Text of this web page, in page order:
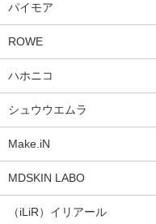
パイモア
ROWE
ハホニコ
シュウウエムラ
Make.iN
MDSKIN LABO
（iLiR）イリアール